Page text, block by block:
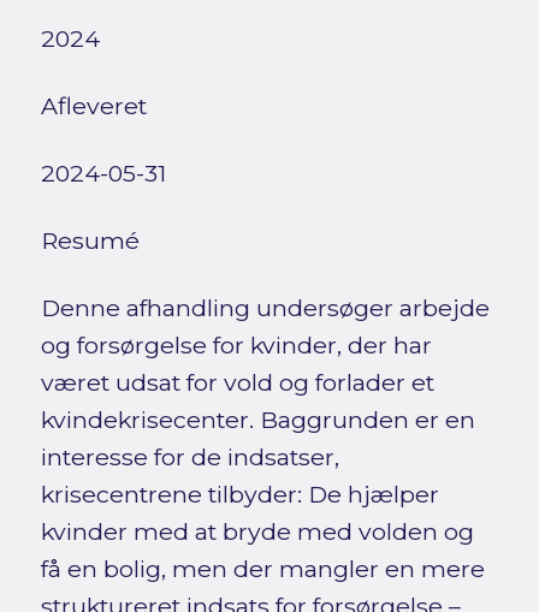
2024
Afleveret
2024-05-31
Resumé
Denne afhandling undersøger arbejde
og forsørgelse for kvinder, der har
været udsat for vold og forlader et
kvindekrisecenter. Baggrunden er en
interesse for de indsatser,
krisecentrene tilbyder: De hjælper
kvinder med at bryde med volden og
få en bolig, men der mangler en mere